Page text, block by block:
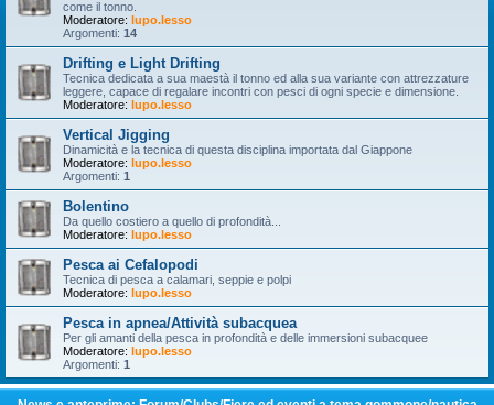
come il tonno.
Moderatore: lupo.lesso
Argomenti: 14
Drifting e Light Drifting
Tecnica dedicata a sua maestà il tonno ed alla sua variante con attrezzature
leggere, capace di regalare incontri con pesci di ogni specie e dimensione.
Moderatore: lupo.lesso
Vertical Jigging
Dinamicità e la tecnica di questa disciplina importata dal Giappone
Moderatore: lupo.lesso
Argomenti: 1
Bolentino
Da quello costiero a quello di profondità...
Moderatore: lupo.lesso
Pesca ai Cefalopodi
Tecnica di pesca a calamari, seppie e polpi
Moderatore: lupo.lesso
Pesca in apnea/Attività subacquea
Per gli amanti della pesca in profondità e delle immersioni subacquee
Moderatore: lupo.lesso
Argomenti: 1